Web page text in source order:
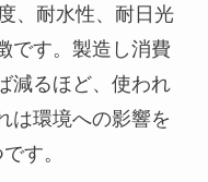
、耐水性、耐日光
です。製造し消費
減るほど、使われ
は環境への影響を
す。